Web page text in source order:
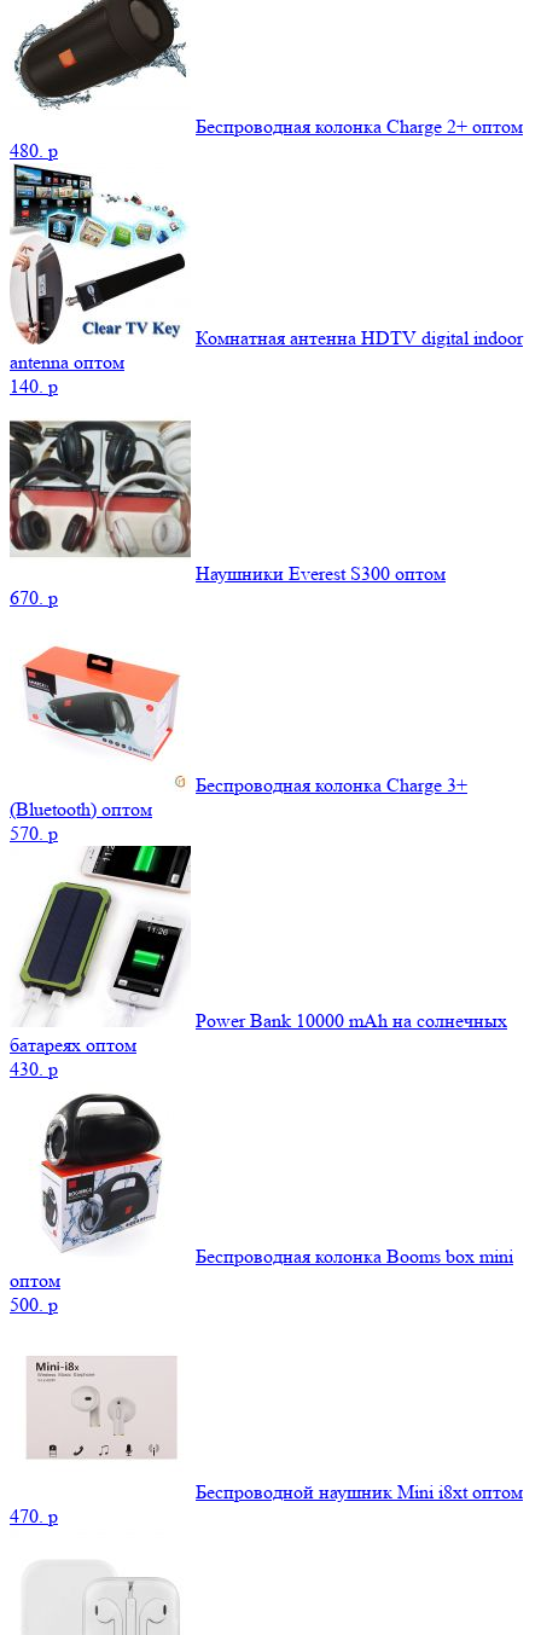
Беспроводная колонка Charge 2+ оптом
480. p
Комнатная антенна HDTV digital indoor
antenna оптом
140. p
Наушники Everest S300 оптом
670. p
Беспроводная колонка Charge 3+
(Bluetooth) оптом
570. p
Power Bank 10000 mAh на солнечных
батареях оптом
430. p
Беспроводная колонка Booms box mini
оптом
500. p
Беспроводной наушник Mini i8xt оптом
470. p